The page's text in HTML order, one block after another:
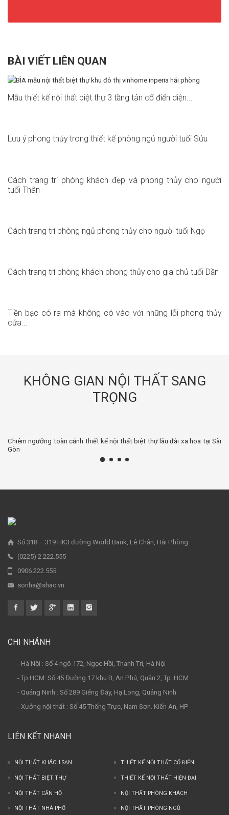
BÀI VIẾT LIÊN QUAN
Mẫu thiết kế nội thất biệt thự 3 tầng tân cổ điển diện...
Lưu ý phong thủy trong thiết kế phòng ngủ người tuổi Sửu
Cách trang trí phòng khách đẹp và phong thủy cho người
tuổi Thân
Cách trang trí phòng ngủ phong thủy cho người tuổi Ngọ
Cách trang trí phòng khách phong thủy cho gia chủ tuổi Dần
Tiền bạc có ra mà không có vào với những lỗi phong thủy
cửa...
KHÔNG GIAN NỘI THẤT SANG
TRỌNG
Chiêm ngưỡng toàn cảnh thiết kế nội thất biệt thự lâu đài xa hoa tại Sài
Gòn
Số 318 – 319 HK3 đường World Bank, Lê Chân, Hải Phòng
(0225) 2.222.555
0906.222.555
sonha@shac.vn
CHI NHÁNH
- Hà Nội : Số 4 ngõ 172, Ngọc Hồi, Thanh Trì, Hà Nội
- Tp.HCM: Số 45 Đường 17 khu B, An Phú, Quận 2, Tp. HCM
- Quảng Ninh : Số 289 Giếng Đáy, Hạ Long, Quảng Ninh
- Xưởng nội thất : Số 45 Thống Trực, Nam Sơn. Kiến An, HP
LIÊN KẾT NHANH
NỘI THẤT KHÁCH SẠN THIẾT KẾ NỘI THẤT CỔ ĐIỂN
NỘI THẤT BIỆT THỰ THIẾT KẾ NỘI THẤT HIỆN ĐẠI
NỘI THẤT CĂN HỘ NỘI THẤT PHÒNG KHÁCH
NỘI THẤT NHÀ PHỐ NỘI THẤT PHÒNG NGỦ